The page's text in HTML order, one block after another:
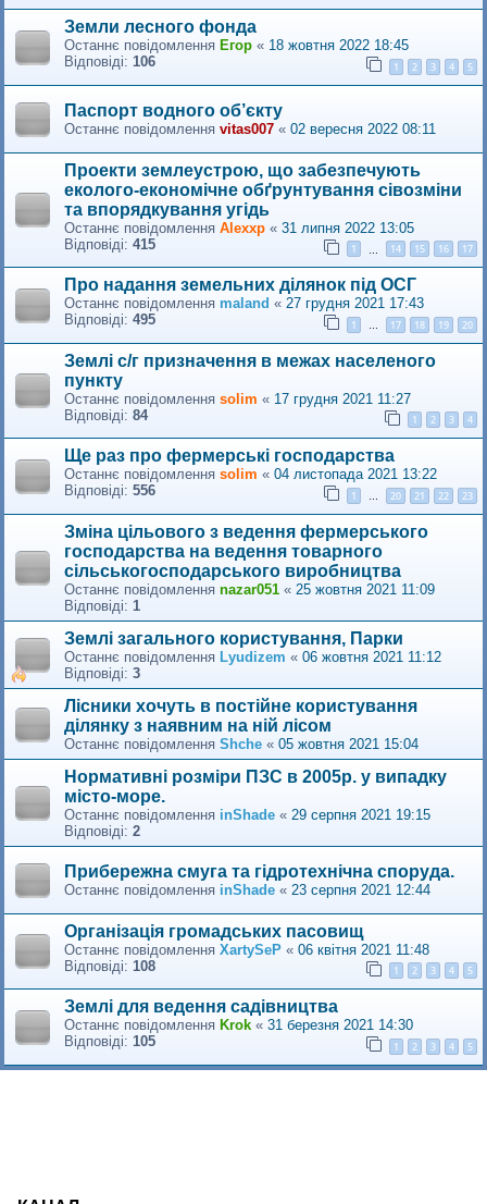
Земли лесного фонда
Останнє повідомлення Егор « 18 жовтня 2022 18:45
Відповіді: 106 1 2 3 4 5
Паспорт водного об’єкту
Останнє повідомлення vitas007 « 02 вересня 2022 08:11
Проекти землеустрою, що забезпечують
еколого-економічне обґрунтування сівозміни
та впорядкування угідь
Останнє повідомлення Alexxp « 31 липня 2022 13:05
Відповіді: 415 1 14 15 16 17
Про надання земельних ділянок під ОСГ
Останнє повідомлення maland « 27 грудня 2021 17:43
Відповіді: 495 1 … 17 18 19 20
Землі с/г призначення в межах населеного
пункту
Останнє повідомлення solim « 17 грудня 2021 11:27
Відповіді: 84 1 2 3 4
Ще раз про фермерські господарства
Останнє повідомлення solim « 04 листопада 2021 13:22
Відповіді: 556 1 … 20 21 22 23
Зміна цільового з ведення фермерського
господарства на ведення товарного
сільськогосподарського виробництва
Останнє повідомлення nazar051 « 25 жовтня 2021 11:09
Відповіді: 1
Землі загального користування, Парки
Останнє повідомлення Lyudizem « 06 жовтня 2021 11:12
Відповіді: 3
Лісники хочуть в постійне користування
ділянку з наявним на ній лісом
Останнє повідомлення Shche « 05 жовтня 2021 15:04
Нормативні розміри ПЗС в 2005р. у випадку
місто-море.
Останнє повідомлення inShade « 29 серпня 2021 19:15
Відповіді: 2
Прибережна смуга та гідротехнічна споруда.
Останнє повідомлення inShade « 23 серпня 2021 12:44
Організація громадських пасовищ
Останнє повідомлення XartySeP « 06 квітня 2021 11:48
Відповіді: 108 1 2 3 4 5
Землі для ведення садівництва
Останнє повідомлення Krok « 31 березня 2021 14:30
Відповіді: 105 1 2 3 4 5